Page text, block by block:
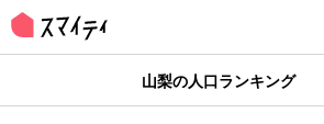
山梨の人口ランキング